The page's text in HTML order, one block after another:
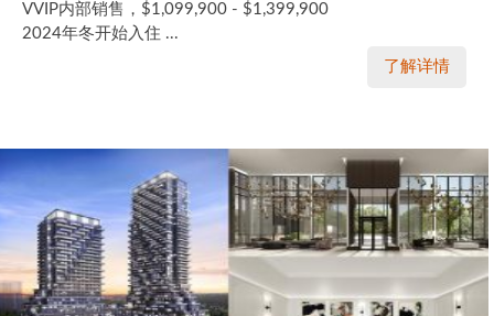
VVIP内部销售，$1,099,900 - $1,399,900
2024年冬开始入住 ...
了解详情